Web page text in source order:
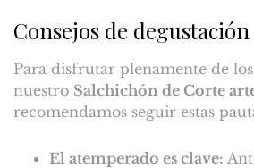
Consejos de degustación
Para disfrutar plenamente de
nuestro Salchichón de Corte
recomendamos seguir estas
El atemperado es clave: